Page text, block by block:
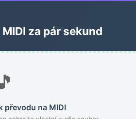
za pár sekund
převodu na MIDI